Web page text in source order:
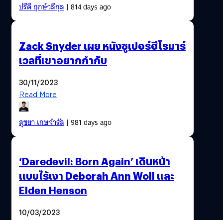
ปรีดี ฤกษ์วลีกุล| 814 days ago
Zack Snyder เผย หนังซูเปอร์ฮีโรมาร์
เวลที่เขาอยากกำกับ
30/11/2023
Read More
สุชยา เกษจำรัส| 981 days ago
‘Daredevil: Born Again’ เดินหน้า
แบบไร้เงา Deborah Ann Woll และ
Elden Henson
10/03/2023